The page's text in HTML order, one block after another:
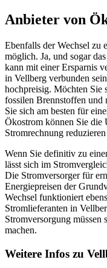
Anbieter von
Ebenfalls der Wechsel zu
möglich. Ja, und sogar
kann mit einer Ersparnis
in Vellberg verbunden
hochpreisig. Möchten Sie
fossilen Brennstoffen und
Sie sich am besten für
Ökostrom können Sie die
Stromrechnung
Wenn Sie definitiv zu
lässt sich im
Die Stromversorger für
Energiepreisen der
Wechsel funktioniert
Stromlieferanten in
Stromversorgung müssen
machen.
Weitere Infos zu